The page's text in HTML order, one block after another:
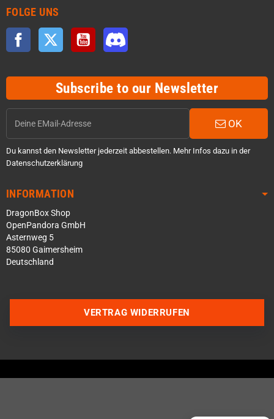
FOLGE UNS
Facebook Twitter YouTube
Subscribe to our Newsletter
OK
Du kannst den Newsletter jederzeit abbestellen. Mehr Infos dazu in der
Datenschutzerklärung
INFORMATION
DragonBox Shop
OpenPandora GmbH
Asternweg 5
85080 Gaimersheim
Deutschland
Über WhatsApp schreiben
VERTRAG WIDERRUFEN